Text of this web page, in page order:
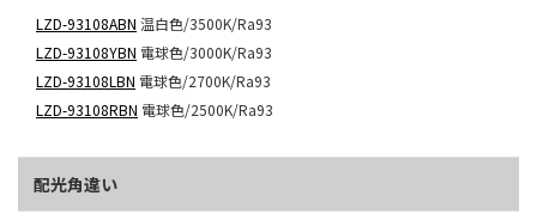
LZD-93108ABN 温白色/3500K/Ra93
LZD-93108YBN 電球色/3000K/Ra93
LZD-93108LBN 電球色/2700K/Ra93
LZD-93108RBN 電球色/2500K/Ra93
配光角違い